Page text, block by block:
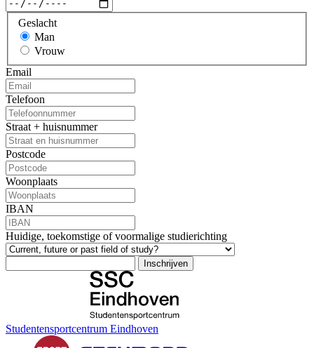
Geslacht
Man
Vrouw
Email
Telefoon
Straat + huisnummer
Postcode
Woonplaats
IBAN
Huidige, toekomstige of voormalige studierichting
Inschrijven
Studentensportcentrum Eindhoven